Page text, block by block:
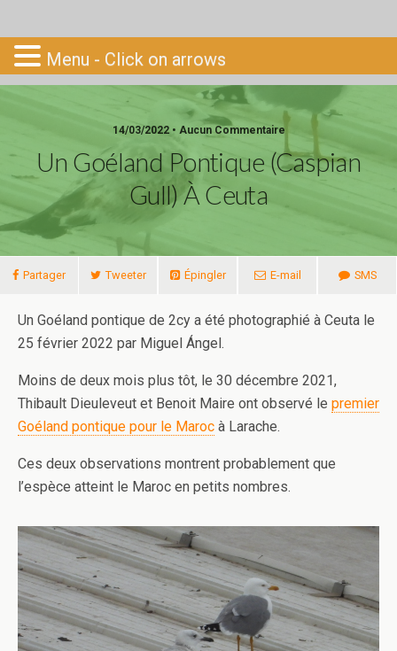
Go-South
14/03/2022 • Aucun Commentaire
Un Goéland Pontique (Caspian
Gull) À Ceuta
Partager Tweeter Épingler E-mail SMS
Un Goéland pontique de 2cy a été photographié à Ceuta le
25 février 2022 par Miguel Ángel.
Moins de deux mois plus tôt, le 30 décembre 2021,
Thibault Dieuleveut et Benoit Maire ont observé le premier
Goéland pontique pour le Maroc à Larache.
Ces deux observations montrent probablement que
l’espèce atteint le Maroc en petits nombres.
Menu - Click on arrows